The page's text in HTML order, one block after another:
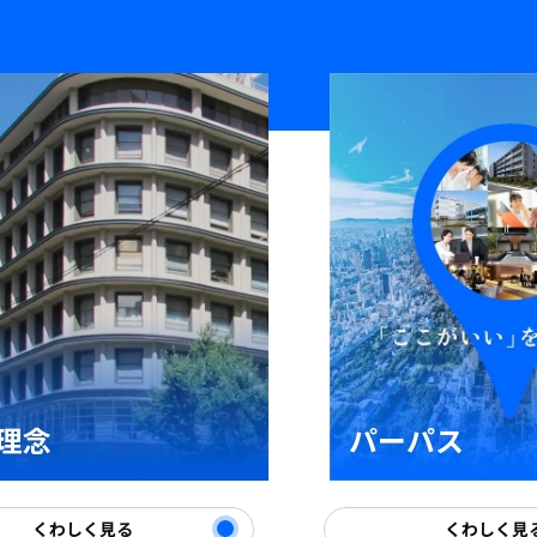
念
くわしく見る
パーパス
くわしく見